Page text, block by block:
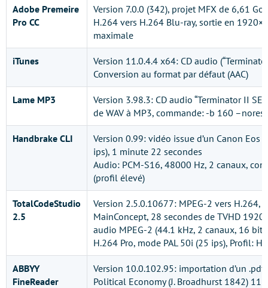
Adobe Premeire
Pro CC
Version 7.0.0 (342), projet MFX de 6,61
H.264 vers H.264 Blu-ray, sortie en
maximale
iTunes
Version 11.0.4.4 x64: CD audio
Conversion au format par défaut (AAC)
Lame MP3
Version 3.98.3: CD audio “Terminator II
de WAV à MP3, commande: -b 160
Handbrake CLI
Version 0.99: vidéo issue d’un Canon Eos
ips), 1 minute 22 secondes
Audio: PCM-S16, 48000 Hz, 2 canaux,
(profil élevé)
TotalCodeStudio
2.5
Version 2.5.0.10677: MPEG-2 vers H.264,
MainConcept, 28 secondes de TVHD
audio MPEG-2 (44.1 kHz, 2 canaux, 16
H.264 Pro, mode PAL 50i (25 ips), Profil:
ABBYY
FineReader
Version 10.0.102.95: importation d’un .pdf
Political Economy (J. Broadhurst 1842)